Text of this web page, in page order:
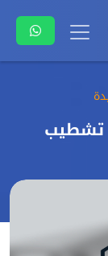
في العاصمة 155م تشطيب